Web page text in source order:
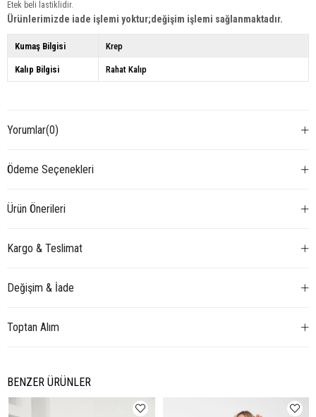
Etek beli lastiklidir.
Ürünlerimizde iade işlemi yoktur;değişim işlemi sağlanmaktadır.
Kumaş Bilgisi Krep
Kalıp Bilgisi Rahat Kalıp
Yorumlar(0)
Ödeme Seçenekleri
Ürün Önerileri
Kargo & Teslimat
Değişim & İade
Toptan Alım
BENZER ÜRÜNLER